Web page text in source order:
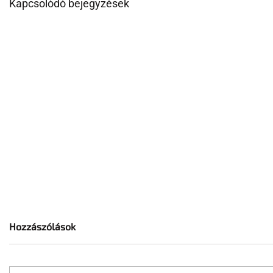
Kapcsolódó bejegyzések
Hozzászólások